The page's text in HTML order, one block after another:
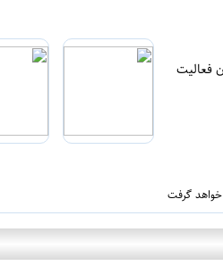
فعالیت
خواهد گرفت